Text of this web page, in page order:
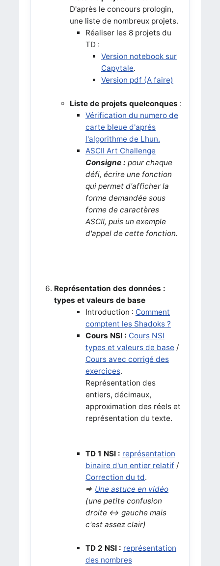
D'après le concours prologin,
une liste de nombreux projets.
Réaliser les 8 projets du
TD :
Version notebook sur
Capytale.
Version pdf (A faire)
Liste de projets quelconques :
Vérification du numero de
carte bleue d'aprés
l'algorithme de Lhun.
ASCII Art Challenge
Consigne : pour chaque
défi, écrire une fonction
qui permet d'afficher la
forme demandée sous
forme de caractères
ASCII, puis un exemple
d'appel de cette fonction.
Représentation des données :
types et valeurs de base
Introduction : Comment
comptent les Shadoks ?
Cours NSI : Cours NSI
types et valeurs de base /
Cours avec corrigé des
exercices.
Représentation des
entiers, décimaux,
approximation des réels et
représentation du texte.
TD 1 NSI : représentation
binaire d'un entier relatif/
Correction du td.
=> Une astuce en vidéo
(une petite confusion
droite <-> gauche mais
c'est assez clair)
TD 2 NSI : représentation
des nombres